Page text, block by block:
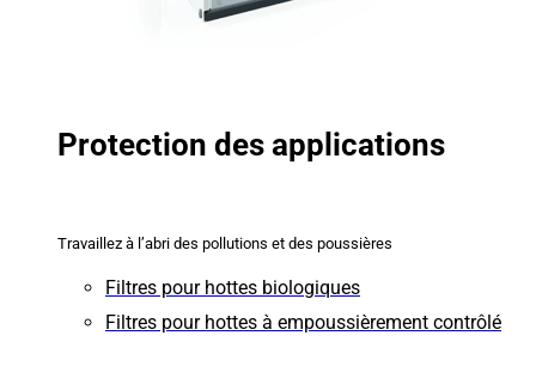
Protection des applications
Travaillez à l’abri des pollutions et des poussières
Filtres pour hottes biologiques
Filtres pour hottes à empoussièrement contrôlé